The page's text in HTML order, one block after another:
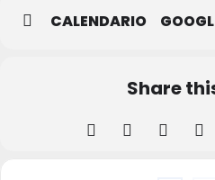
CALENDARIO
Share